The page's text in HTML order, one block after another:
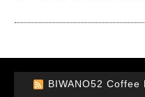
BIWANO52 Coffee